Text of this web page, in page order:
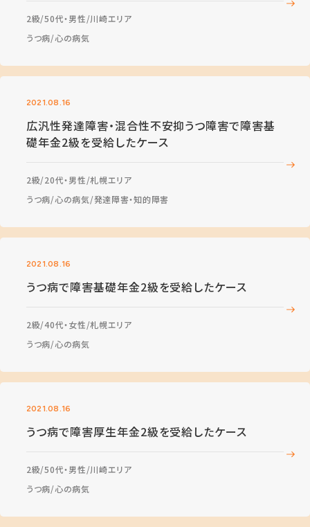
2級 50代・男性 川崎エリア
うつ病 心の病気
2021.08.16
広汎性発達障害・混合性不安抑うつ障害で障害基
礎年金2級を受給したケース
2級 20代・男性 札幌エリア
うつ病 心の病気 発達障害・知的障害
2021.08.16
うつ病で障害基礎年金2級を受給したケース
2級 40代・女性 札幌エリア
うつ病 心の病気
2021.08.16
うつ病で障害厚生年金2級を受給したケース
2級 50代・男性 川崎エリア
うつ病 心の病気